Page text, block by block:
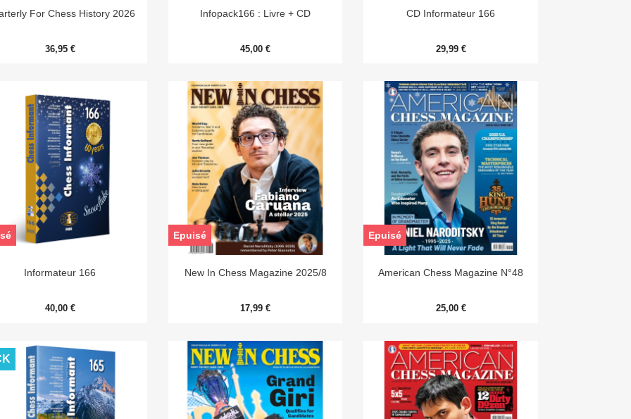
Aperçu rapide
For Chess History 2026
36,95 €
Aperçu rapide
Infopack166 : Livre + CD
45,00 €
 Aperçu rapide
CD Informateur 166
29,99 €
Aperçu rapide
Informateur 166
40,00 €
Aperçu rapide
New In Chess Magazine 2025/8
17,99 €
Epuisé
 Aperçu rapide
American Chess Magazine N°48
25,00 €
Epuisé